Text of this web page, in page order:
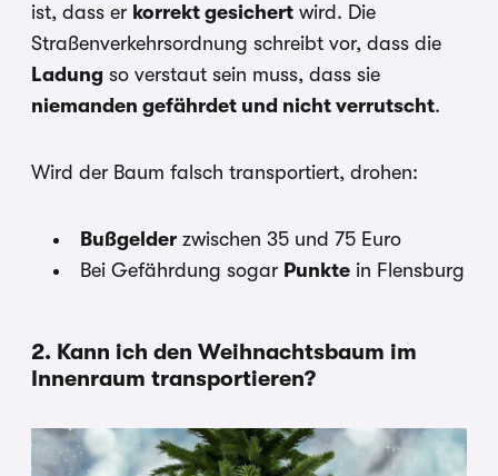
ist, dass er korrekt gesichert wird. Die
Straßenverkehrsordnung schreibt vor, dass die
Ladung so verstaut sein muss, dass sie
niemanden gefährdet und nicht verrutscht.
Wird der Baum falsch transportiert, drohen:
Bußgelder zwischen 35 und 75 Euro
Bei Gefährdung sogar Punkte in Flensburg
2. Kann ich den Weihnachtsbaum im
Innenraum transportieren?